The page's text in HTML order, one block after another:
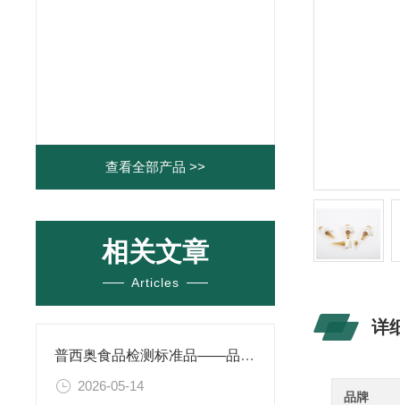
查看全部产品 >>
相关文章
Articles
普西奥食品检测标准品——品类丰富，支持定制
2026-05-14
详
品牌